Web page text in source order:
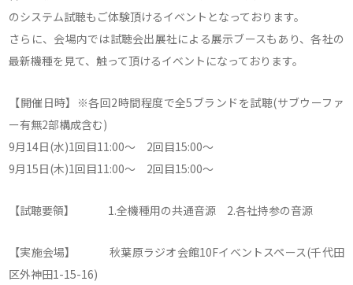
のシステム試聴もご体験頂けるイベントとなっております。
さらに、会場内では試聴会出展社による展示ブースもあり、各社の
最新機種を見て、触って頂けるイベントになっております。
【開催日時】※各回2時間程度で全5ブランドを試聴(サブウーファ
ー有無2部構成含む)
9月14日(水)1回目11:00～ 2回目15:00～
9月15日(木)1回目11:00～ 2回目15:00～
【試聴要領】 1.全機種用の共通音源 2.各社持参の音源
【実施会場】 秋葉原ラジオ会館10Fイベントスペース(千代田
区外神田1-15-16)